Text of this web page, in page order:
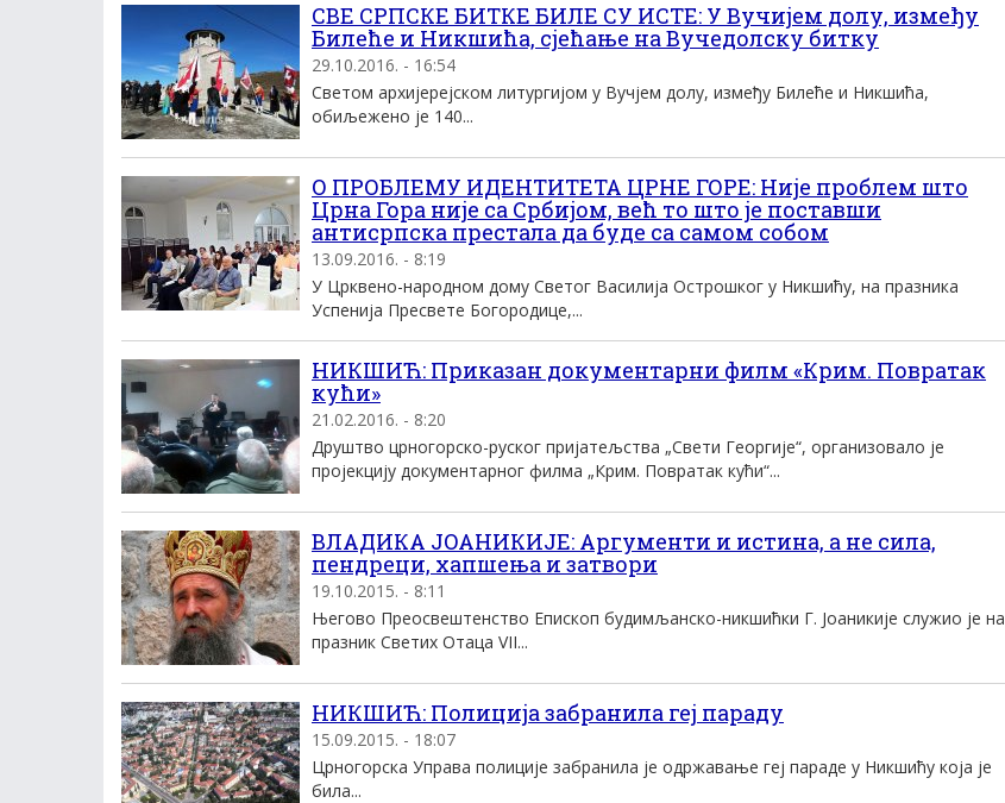
СВЕ СРПСКЕ БИТКЕ БИЛЕ СУ ИСТЕ: У Вучијем долу, између
Билеће и Никшића, сјећање на Вучедолску битку
29.10.2016. - 16:54
Светом архијерејском литургијом у Вучјем долу, између Билеће и Никшића,
обиљежено је 140...
О ПРОБЛЕМУ ИДЕНТИТЕТА ЦРНЕ ГОРЕ: Није проблем што
Црна Гора није са Србијом, већ то што је поставши
антисрпска престала да буде са самом собом
13.09.2016. - 8:19
У Црквено-народном дому Светог Василија Острошког у Никшићу, на празника
Успенија Пресвете Богородице,...
НИКШИЋ: Приказан документарни филм «Крим. Повратак
кући»
21.02.2016. - 8:20
Друштво црногорско-руског пријатељства „Свети Георгије“, организовало је
пројекцију документарног филма „Крим. Повратак кући“...
ВЛАДИКА ЈОАНИКИЈЕ: Аргументи и истина, а не сила,
пендреци, хапшења и затвори
19.10.2015. - 8:11
Његово Преосвештенство Епископ будимљанско-никшићки Г. Јоаникије служио је на
празник Светих Отаца VII...
НИКШИЋ: Полиција забранила геј параду
15.09.2015. - 18:07
Црногорска Управа полиције забранила је одржавање геј параде у Никшићу која је
била...